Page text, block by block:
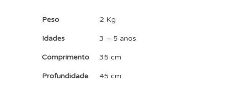
Peso 2 Kg
Idades 3 – 5 anos
Comprimento 35 cm
Profundidade 45 cm